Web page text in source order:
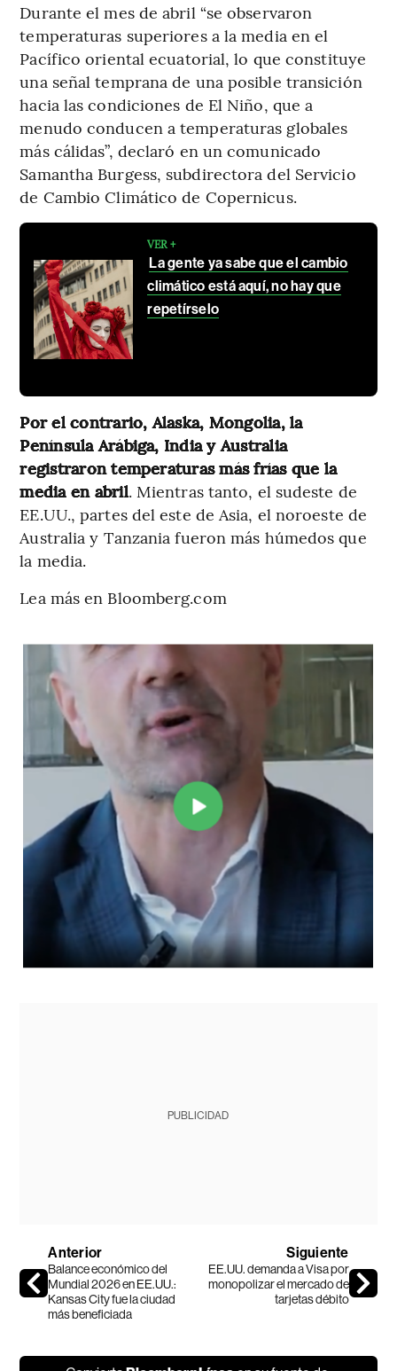
Durante el mes de abril “se observaron
temperaturas superiores a la media en el
Pacífico oriental ecuatorial, lo que constituye
una señal temprana de una posible transición
hacia las condiciones de El Niño, que a
menudo conducen a temperaturas globales
más cálidas”, declaró en un comunicado
Samantha Burgess, subdirectora del Servicio
de Cambio Climático de Copernicus.
VER +
La gente ya sabe que el cambio
climático está aquí, no hay que
repetírselo
Por el contrario, Alaska, Mongolia, la
Península Arábiga, India y Australia
registraron temperaturas más frías que la
media en abril. Mientras tanto, el sudeste de
EE.UU., partes del este de Asia, el noroeste de
Australia y Tanzania fueron más húmedos que
la media.
Lea más en Bloomberg.com
PUBLICIDAD
Anterior
Balance económico del
Mundial 2026 en EE.UU.:
Kansas City fue la ciudad
más beneficiada
Siguiente
EE.UU. demanda a Visa por
monopolizar el mercado de
tarjetas débito